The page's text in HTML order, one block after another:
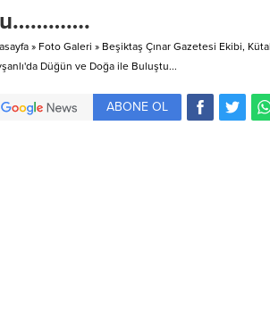
» Foto Galeri » Beşiktaş Çınar Gazetesi Ekibi,
Düğün ve Doğa ile Buluştu...
ABONE OL